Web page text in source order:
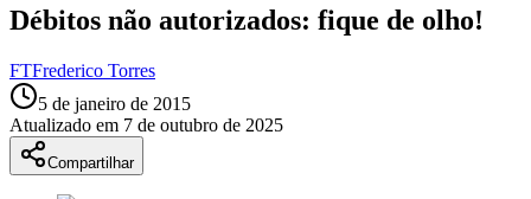
Débitos não autorizados: fique de olho!
FTFrederico Torres
5 de janeiro de 2015
Atualizado em 7 de outubro de 2025
Compartilhar